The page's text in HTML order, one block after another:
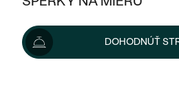
KOMBINOVANÉ ZLATO
PODĽA ŠTÝLU
POSTRANNÉ
HALO
VÝPREDAJ
ŠPERKY ČO
PLATINOVÉ
ZLATÉ
STRIEBORNÉ
VÝPREDAJ
DOHODNÚŤ
787 €827 € -5 %